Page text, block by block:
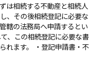
は相続する不動産と相続人
、その後相続登記に必要な
轄の法務局へ申請するとい
、この相続登記に必要な書
れます。 ・登記申請書・不